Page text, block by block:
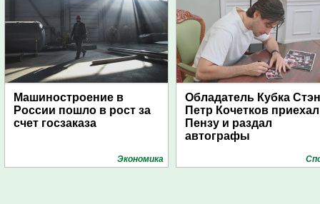
Машиностроение в
России пошло в рост за
счет госзаказа
Экономика
Обладатель Кубка
Петр Кочетков
Пензу и раздал
автографы